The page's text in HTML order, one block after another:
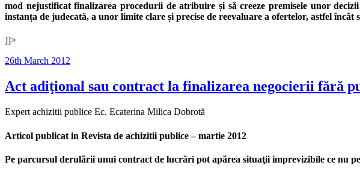
mod nejustificat finalizarea procedurii de atribuire și să creeze premisele unor
instanța de judecată, a unor limite clare și precise de reevaluare a ofertelor, astfel
]]>
Posted
26th March 2012
Act adiţional sau contract la finalizarea negocierii fără
Expert achizitii publice Ec. Ecaterina Milica Dobrotă
Articol publicat in Revista de achizitii publice – martie 2012
Pe parcursul derulării unui contract de lucrări pot apărea situaţii imprevizibile ce nu